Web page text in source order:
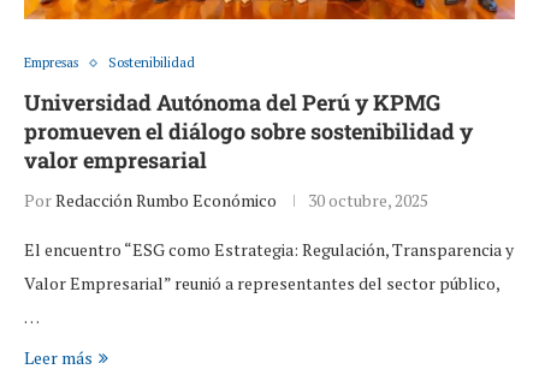
Empresas Sostenibilidad
Universidad Autónoma del Perú y KPMG
promueven el diálogo sobre sostenibilidad y
valor empresarial
PorRedacción Rumbo Económico 30 octubre, 2025
El encuentro “ESG como Estrategia: Regulación, Transparencia y
Valor Empresarial” reunió a representantes del sector público,
…
Leer más